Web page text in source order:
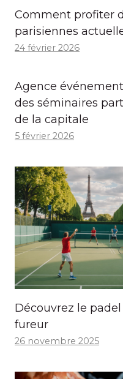
Comment profiter
parisiennes
24 février 2026
Agence
des séminaires
de la capitale
5 février 2026
Découvrez le
fureur
26 novembre 2025